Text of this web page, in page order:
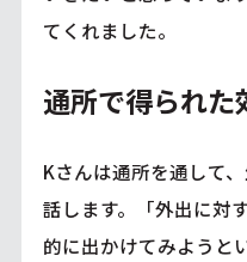
てくれました。
通所で得られた
Kさんは通所を通して
話します。「外出に対
的に出かけてみようと